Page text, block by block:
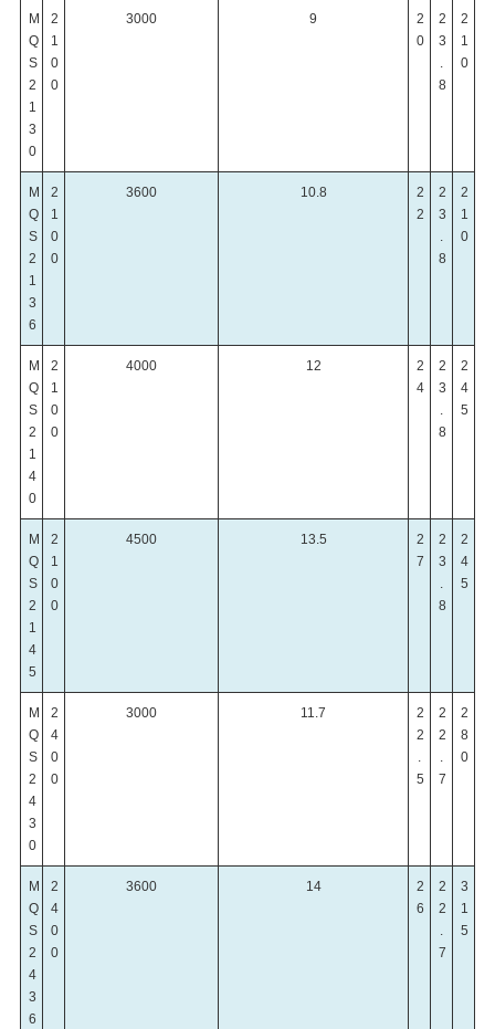
M
Q
S
2
1
3
0
2
1
0
0
3000 9
2
0
2
3
8
2
1
0
M
Q
S
2
1
3
6
2
1
0
0
3600 10.8
2
2
2
3
8
2
1
0
M
Q
S
2
1
4
0
2
1
0
0
4000 12
2
4
2
3
8
2
4
5
M
Q
S
2
1
4
5
2
1
0
0
4500 13.5
2
7
2
3
8
2
4
5
M
Q
S
2
4
3
0
2
4
0
0
3000 11.7
2
2
5
2
2
7
2
8
0
M
Q
S
2
4
3
6
2
4
0
0
3600 14
2
6
2
2
7
3
1
5